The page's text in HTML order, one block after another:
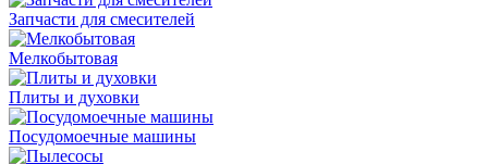
Запчасти для смесителей
Мелкобытовая
Плиты и духовки
Посудомоечные машины